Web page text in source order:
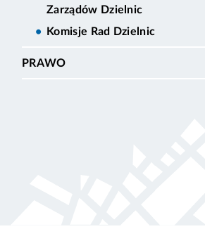
Zarządów Dzielnic
Komisje Rad Dzielnic
PRAWO